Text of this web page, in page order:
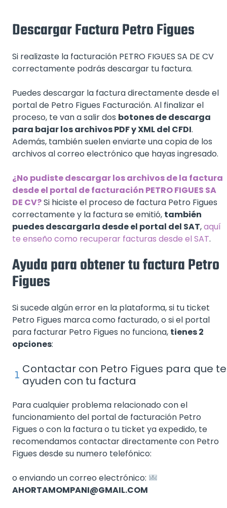
Descargar Factura Petro Figues
Si realizaste la facturación PETRO FIGUES SA DE CV
correctamente podrás descargar tu factura.
Puedes descargar la factura directamente desde el
portal de Petro Figues Facturación. Al finalizar el
proceso, te van a salir dos botones de descarga
para bajar los archivos PDF y XML del CFDI.
Además, también suelen enviarte una copia de los
archivos al correo electrónico que hayas ingresado.
¿No pudiste descargar los archivos de la factura
desde el portal de facturación PETRO FIGUES SA
DE CV?Si hiciste el proceso de factura Petro Figues
correctamente y la factura se emitió, también
puedes descargarla desde el portal del SAT,aquí
te enseño como recuperar facturas desde el SAT.
Ayuda para obtener tu factura Petro
Figues
Si sucede algún error en la plataforma, si tu ticket
Petro Figues marca como facturado, o si el portal
para facturar Petro Figues no funciona, tienes 2
opciones:
Contactar con Petro Figues para que te
ayuden con tu factura
Para cualquier problema relacionado con el
funcionamiento del portal de facturación Petro
Figues o con la factura o tu ticket ya expedido, te
recomendamos contactar directamente con Petro
Figues desde su numero telefónico:
o enviando un correo electrónico:
AHORTAMOMPANI@GMAIL.COM